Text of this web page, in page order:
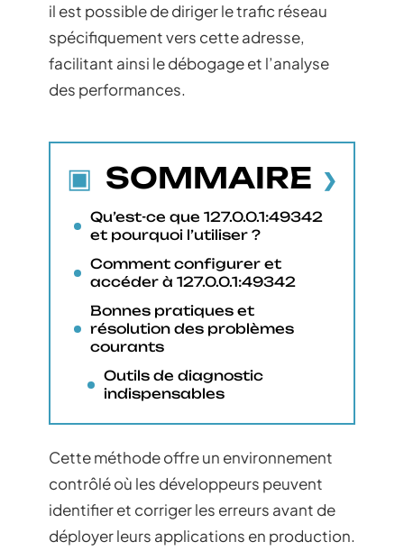
il est possible de diriger le trafic réseau
spécifiquement vers cette adresse,
facilitant ainsi le débogage et l’analyse
des performances.
SOMMAIRE
Qu’est-ce que 127.0.0.1:49342
et pourquoi l’utiliser ?
Comment configurer et
accéder à 127.0.0.1:49342
Bonnes pratiques et
résolution des problèmes
courants
Outils de diagnostic
indispensables
Cette méthode offre un environnement
contrôlé où les développeurs peuvent
identifier et corriger les erreurs avant de
déployer leurs applications en production.